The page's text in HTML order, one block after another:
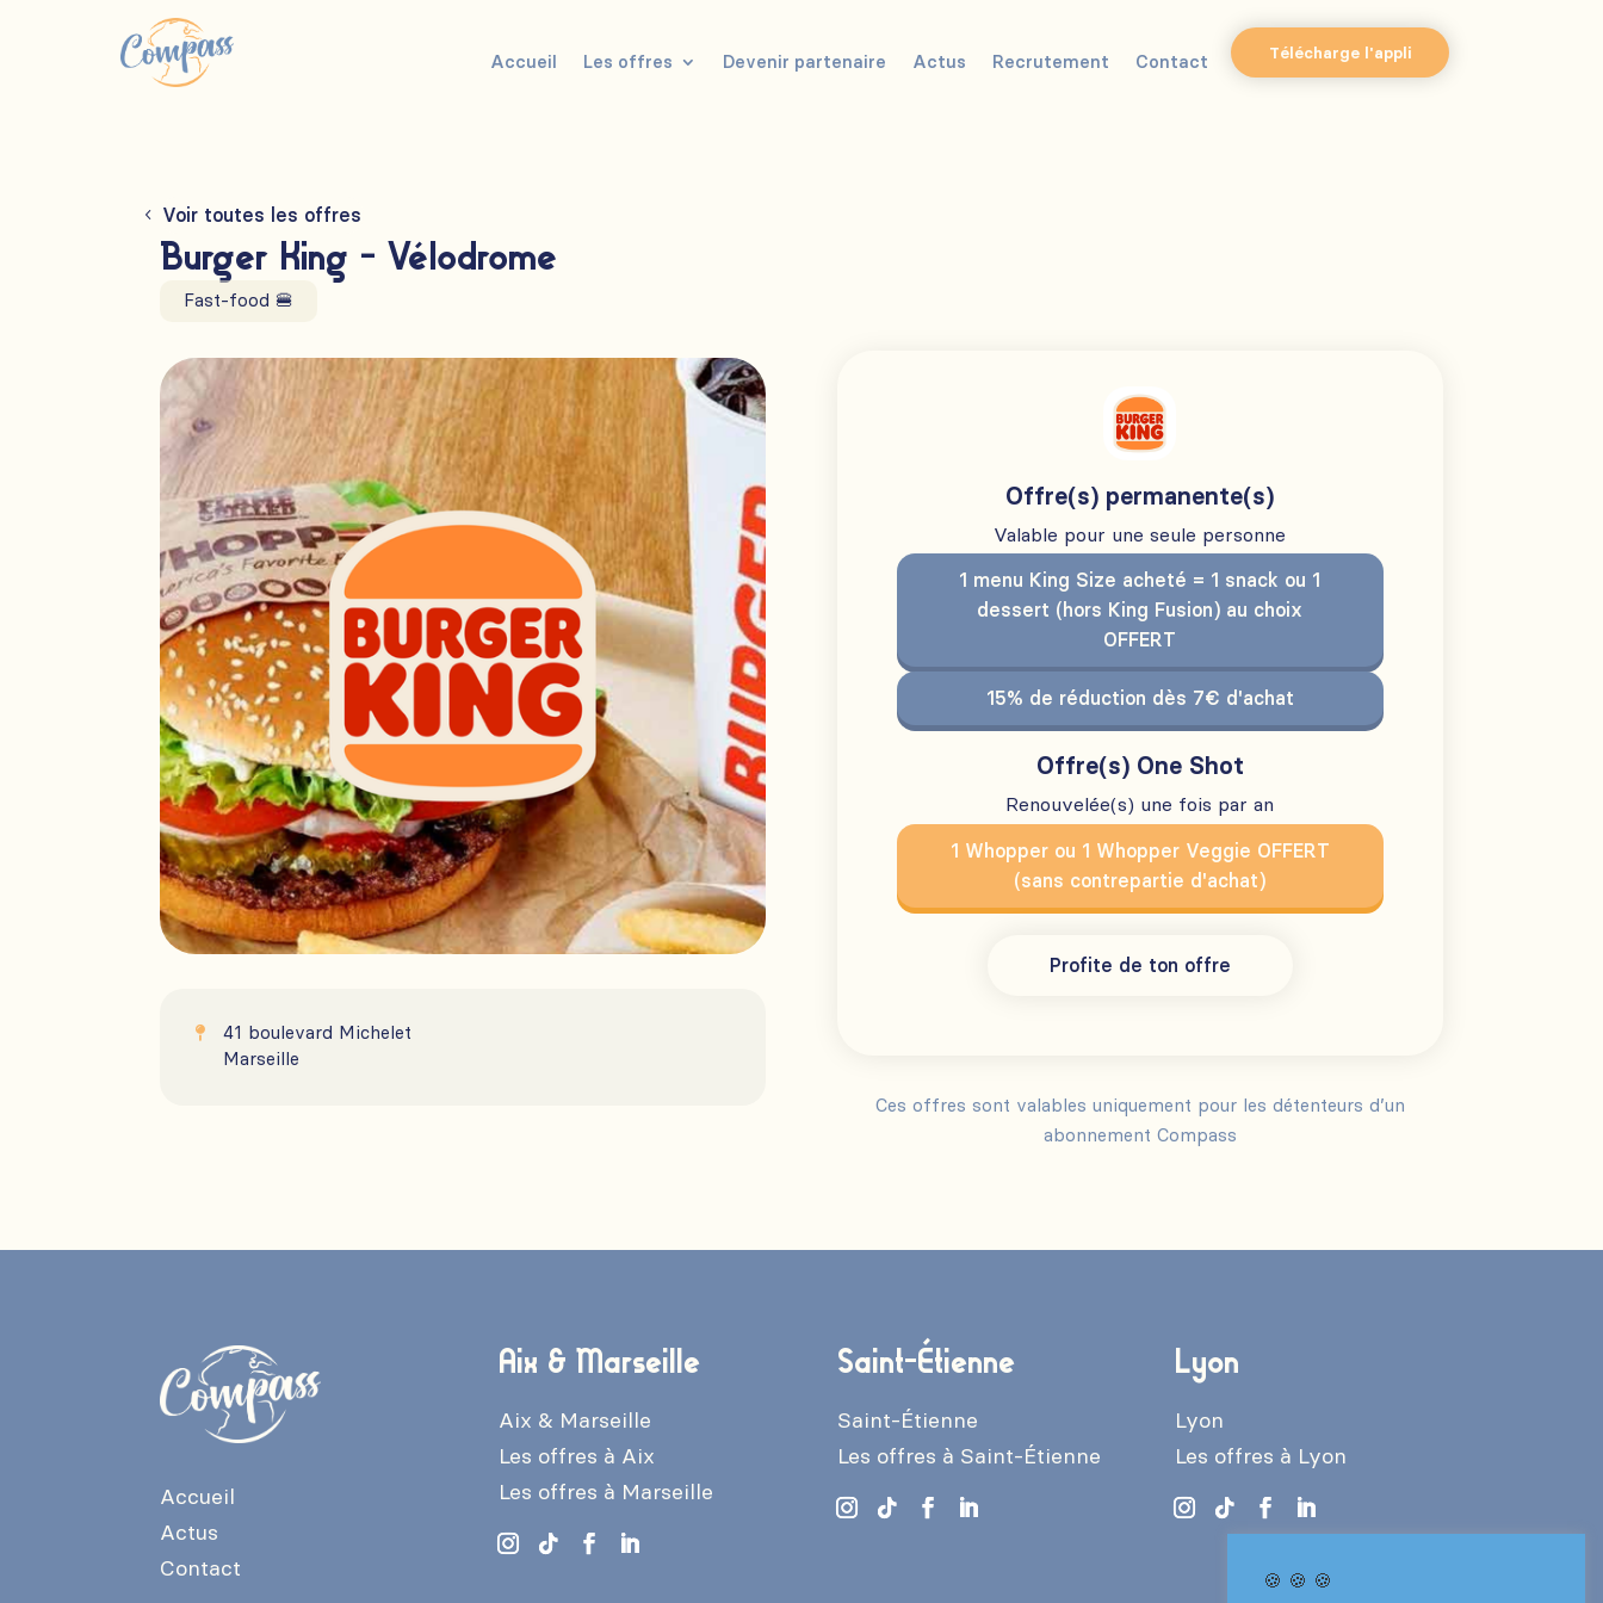
Accueil Les offres Devenir partenaire Actus Recrutement Contact Télécharge l'appli
Voir toutes les offres
Burger King - Vélodrome
Fast-food 🍔
 41 boulevard Michelet
Marseille
Offre(s) permanente(s)
Valable pour une seule personne
1 menu King Size acheté = 1 snack ou 1
dessert (hors King Fusion) au choix
OFFERT
15% de réduction dès 7€ d'achat
Offre(s) One Shot
Renouvelée(s) une fois par an
1 Whopper ou 1 Whopper Veggie OFFERT
(sans contrepartie d'achat)
Profite de ton offre
Ces offres sont valables uniquement pour les détenteurs d’un
abonnement Compass
Accueil
Actus
Contact
Aix & Marseille
Aix & Marseille
Les offres à Aix
Les offres à Marseille
Saint-Étienne
Saint-Étienne
Les offres à Saint-Étienne
Lyon
Lyon
Les offres à Lyon
🍪 🍪 🍪